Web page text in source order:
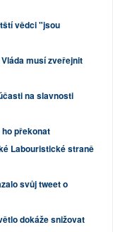
vědci "jsou
musí zveřejnit
na slavnosti
překonat
Labouristické straně
svůj tweet o
dokáže snižovat